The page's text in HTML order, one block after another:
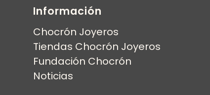
Información
Chocrón Joyeros
Tiendas Chocrón Joyeros
Fundación Chocrón
Noticias